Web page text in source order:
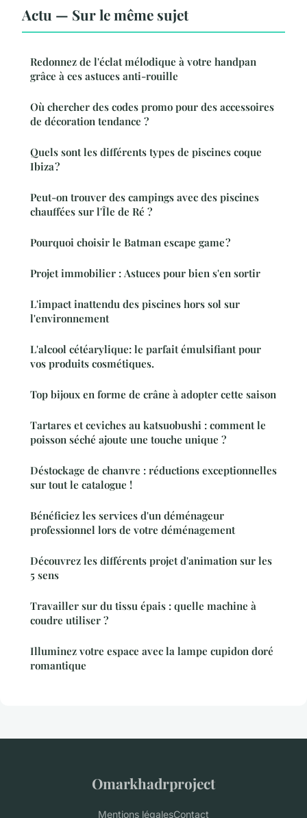
Actu — Sur le même sujet
Redonnez de l'éclat mélodique à votre handpan
grâce à ces astuces anti-rouille
Où chercher des codes promo pour des accessoires
de décoration tendance ?
Quels sont les différents types de piscines coque
Ibiza ?
Peut-on trouver des campings avec des piscines
chauffées sur l'Île de Ré ?
Pourquoi choisir le Batman escape game ?
Projet immobilier : Astuces pour bien s'en sortir
L'impact inattendu des piscines hors sol sur
l'environnement
L'alcool cétéarylique: le parfait émulsifiant pour
vos produits cosmétiques.
Top bijoux en forme de crâne à adopter cette saison
Tartares et ceviches au katsuobushi : comment le
poisson séché ajoute une touche unique ?
Déstockage de chanvre : réductions exceptionnelles
sur tout le catalogue !
Bénéficiez les services d'un déménageur
professionnel lors de votre déménagement
Découvrez les différents projet d'animation sur les
5 sens
Travailler sur du tissu épais : quelle machine à
coudre utiliser ?
Illuminez votre espace avec la lampe cupidon doré
romantique
Omarkhadrproject
Mentions légalesContact